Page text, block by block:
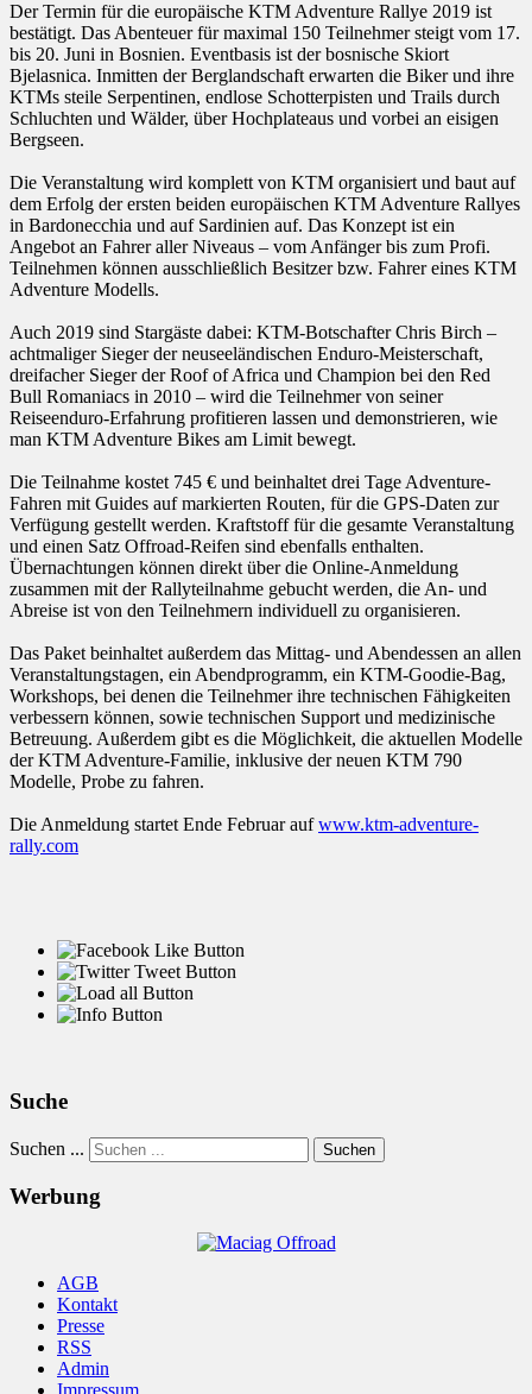
Der Termin für die europäische KTM Adventure Rallye 2019 ist
bestätigt. Das Abenteuer für maximal 150 Teilnehmer steigt vom 17.
bis 20. Juni in Bosnien. Eventbasis ist der bosnische Skiort
Bjelasnica. Inmitten der Berglandschaft erwarten die Biker und ihre
KTMs steile Serpentinen, endlose Schotterpisten und Trails durch
Schluchten und Wälder, über Hochplateaus und vorbei an eisigen
Bergseen.
Die Veranstaltung wird komplett von KTM organisiert und baut auf
dem Erfolg der ersten beiden europäischen KTM Adventure Rallyes
in Bardonecchia und auf Sardinien auf. Das Konzept ist ein
Angebot an Fahrer aller Niveaus – vom Anfänger bis zum Profi.
Teilnehmen können ausschließlich Besitzer bzw. Fahrer eines KTM
Adventure Modells.
Auch 2019 sind Stargäste dabei: KTM-Botschafter Chris Birch –
achtmaliger Sieger der neuseeländischen Enduro-Meisterschaft,
dreifacher Sieger der Roof of Africa und Champion bei den Red
Bull Romaniacs in 2010 – wird die Teilnehmer von seiner
Reiseenduro-Erfahrung profitieren lassen und demonstrieren, wie
man KTM Adventure Bikes am Limit bewegt.
Die Teilnahme kostet 745 € und beinhaltet drei Tage Adventure-
Fahren mit Guides auf markierten Routen, für die GPS-Daten zur
Verfügung gestellt werden. Kraftstoff für die gesamte Veranstaltung
und einen Satz Offroad-Reifen sind ebenfalls enthalten.
Übernachtungen können direkt über die Online-Anmeldung
zusammen mit der Rallyteilnahme gebucht werden, die An- und
Abreise ist von den Teilnehmern individuell zu organisieren.
Das Paket beinhaltet außerdem das Mittag- und Abendessen an allen
Veranstaltungstagen, ein Abendprogramm, ein KTM-Goodie-Bag,
Workshops, bei denen die Teilnehmer ihre technischen Fähigkeiten
verbessern können, sowie technischen Support und medizinische
Betreuung. Außerdem gibt es die Möglichkeit, die aktuellen Modelle
der KTM Adventure-Familie, inklusive der neuen KTM 790
Modelle, Probe zu fahren.
Die Anmeldung startet Ende Februar aufwww.ktm-adventure-
rally.com
Suche
Suchen ... Suchen
Werbung
AGB
Kontakt
Presse
RSS
Admin
Impressum